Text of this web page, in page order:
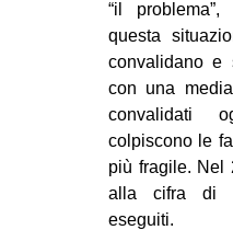
“il
questa
convalidano e
con una
convalidati
colpiscono le
più fragile. Nel
alla cifra di
eseguiti.